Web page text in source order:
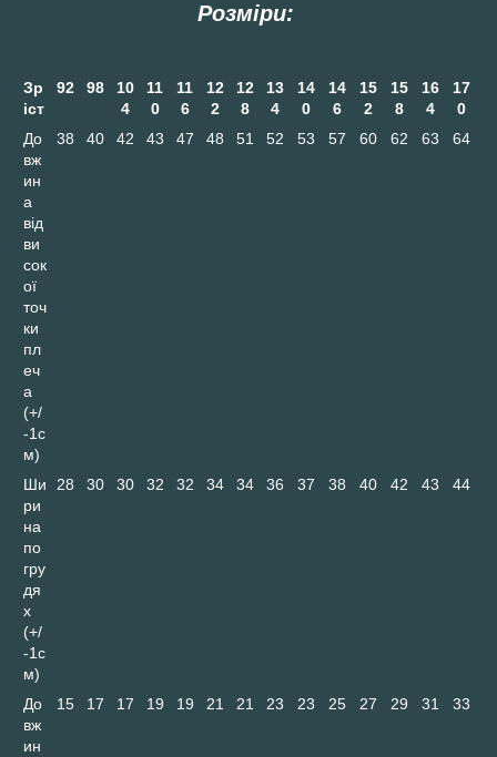
Розміри:
Зр
іст
92 98
10
4
11
0
11
6
12
2
12
8
13
4
14
0
14
6
15
2
15
8
16
4
17
0
До
вж
ин
а
від
ви
сок
ої
точ
ки
пл
еч
а
(+/
-1с
м)
38 40 42 43 47 48 51 52 53 57 60 62 63 64
Ши
ри
на
по
гру
дя
х
(+/
-1с
м)
28 30 30 32 32 34 34 36 37 38 40 42 43 44
До
вж
ин
15 17 17 19 19 21 21 23 23 25 27 29 31 33